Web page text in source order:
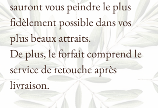
sauront vous peindre le plus
fidèlement possible dans vos
plus beaux attraits.
De plus, le forfait comprend le
service de retouche après
livraison.